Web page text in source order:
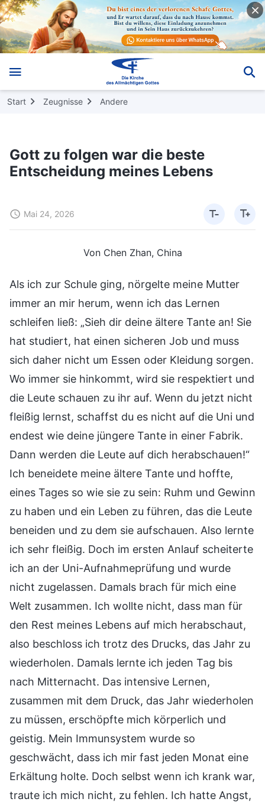
Start Zeugnisse Andere
Gott zu folgen war die beste
Entscheidung meines Lebens
Mai 24, 2026
Von Chen Zhan, China
Als ich zur Schule ging, nörgelte meine Mutter
immer an mir herum, wenn ich das Lernen
schleifen ließ: „Sieh dir deine ältere Tante an! Sie
hat studiert, hat einen sicheren Job und muss
sich daher nicht um Essen oder Kleidung sorgen.
Wo immer sie hinkommt, wird sie respektiert und
die Leute schauen zu ihr auf. Wenn du jetzt nicht
fleißig lernst, schaffst du es nicht auf die Uni und
endest wie deine jüngere Tante in einer Fabrik.
Dann werden die Leute auf dich herabschauen!“
Ich beneidete meine ältere Tante und hoffte,
eines Tages so wie sie zu sein: Ruhm und Gewinn
zu haben und ein Leben zu führen, das die Leute
beneiden und zu dem sie aufschauen. Also lernte
ich sehr fleißig. Doch im ersten Anlauf scheiterte
ich an der Uni-Aufnahmeprüfung und wurde
nicht zugelassen. Damals brach für mich eine
Welt zusammen. Ich wollte nicht, dass man für
den Rest meines Lebens auf mich herabschaut,
also beschloss ich trotz des Drucks, das Jahr zu
wiederholen. Damals lernte ich jeden Tag bis
nach Mitternacht. Das intensive Lernen,
zusammen mit dem Druck, das Jahr wiederholen
zu müssen, erschöpfte mich körperlich und
geistig. Mein Immunsystem wurde so
geschwächt, dass ich mir fast jeden Monat eine
Erkältung holte. Doch selbst wenn ich krank war,
traute ich mich nicht, zu fehlen. Ich hatte Angst,